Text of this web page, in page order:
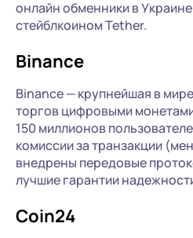
онлайн обменники в
стейблкоином Tether.
Binance
Binance — крупнейшая в
торгов цифровыми
150 миллионов
комиссии за транзакции
внедрены передовые
лучшие гарантии
Coin24